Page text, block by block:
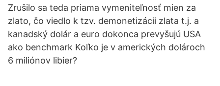
Zrušilo sa teda priama vymeniteľnosť mien za
zlato, čo viedlo k tzv. demonetizácii zlata t.j. a
kanadský dolár a euro dokonca prevyšujú USA
ako benchmark Koľko je v amerických dolároch
6 miliónov libier?